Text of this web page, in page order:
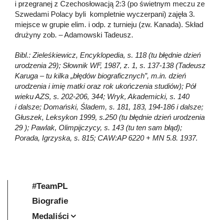
i przegranej z Czechosłowacją 2:3 (po świetnym meczu ze
Szwedami Polacy byli kompletnie wyczerpani) zajęła 3.
miejsce w grupie elim. i odp. z turnieju (zw. Kanada). Skład
drużyny zob. – Adamowski Tadeusz.
Bibl.: Zieleśkiewicz, Encyklopedia, s. 118 (tu błędnie dzień
urodzenia 29); Słownik WF, 1987, z. 1, s. 137-138 (Tadeusz
Karuga – tu kilka „błędów biograficznych”, m.in. dzień
urodzenia i imię matki oraz rok ukończenia studiów); Pół
wieku AZS, s. 202-206, 344; Wryk, Akademicki, s. 140
i dalsze; Domański, Śladem, s. 181, 183, 194-186 i dalsze;
Głuszek, Leksykon 1999, s.250 (tu błędnie dzień urodzenia
29 ); Pawlak, Olimpijczycy, s. 143 (tu ten sam błąd);
Porada, Igrzyska, s. 815; CAW:AP 6220 + MN 5.8. 1937.
#TeamPL
Biografie
Medaliści